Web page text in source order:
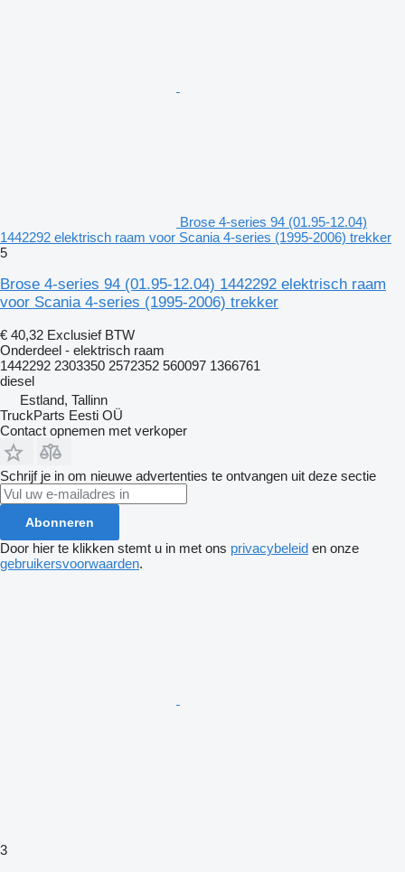
Brose 4-series 94 (01.95-12.04)
1442292 elektrisch raam voor Scania 4-series (1995-2006) trekker
5
Brose 4-series 94 (01.95-12.04) 1442292 elektrisch raam
voor Scania 4-series (1995-2006) trekker
€ 40,32 Exclusief BTW
Onderdeel - elektrisch raam
1442292 2303350 2572352 560097 1366761
diesel
Estland, Tallinn
TruckParts Eesti OÜ
Contact opnemen met verkoper
Schrijf je in om nieuwe advertenties te ontvangen uit deze sectie
Abonneren
Door hier te klikken stemt u in met ons privacybeleid en onze
gebruikersvoorwaarden.
3